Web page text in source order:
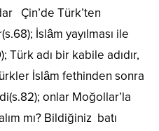
Çin’de Türk’ten
İslâm yayılması ile
Türk adı bir kabile adıdır,
İslâm fethinden sonra
onlar Moğollar’la
mı? Bildiğiniz batı